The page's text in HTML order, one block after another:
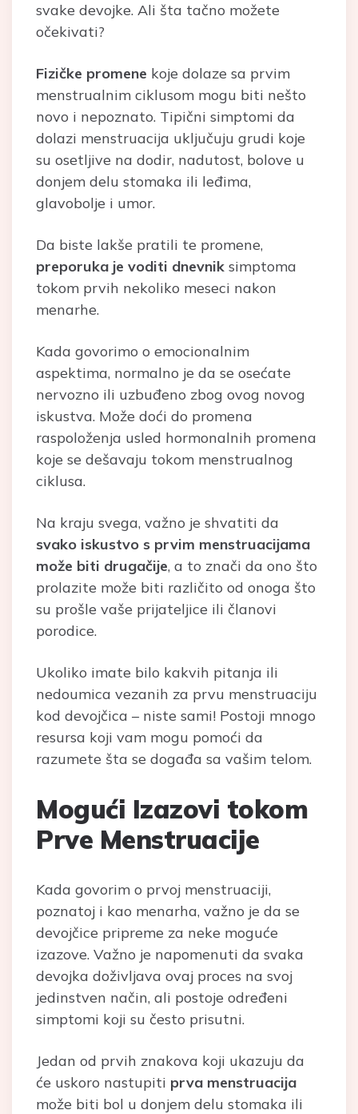
svake devojke. Ali šta tačno možete
očekivati?
Fizičke promene koje dolaze sa prvim
menstrualnim ciklusom mogu biti nešto
novo i nepoznato. Tipični simptomi da
dolazi menstruacija uključuju grudi koje
su osetljive na dodir, nadutost, bolove u
donjem delu stomaka ili leđima,
glavobolje i umor.
Da biste lakše pratili te promene,
preporuka je voditi dnevnik simptoma
tokom prvih nekoliko meseci nakon
menarhe.
Kada govorimo o emocionalnim
aspektima, normalno je da se osećate
nervozno ili uzbuđeno zbog ovog novog
iskustva. Može doći do promena
raspoloženja usled hormonalnih promena
koje se dešavaju tokom menstrualnog
ciklusa.
Na kraju svega, važno je shvatiti da
svako iskustvo s prvim menstruacijama
može biti drugačije, a to znači da ono što
prolazite može biti različito od onoga što
su prošle vaše prijateljice ili članovi
porodice.
Ukoliko imate bilo kakvih pitanja ili
nedoumica vezanih za prvu menstruaciju
kod devojčica – niste sami! Postoji mnogo
resursa koji vam mogu pomoći da
razumete šta se događa sa vašim telom.
Mogući Izazovi tokom
Prve Menstruacije
Kada govorim o prvoj menstruaciji,
poznatoj i kao menarha, važno je da se
devojčice pripreme za neke moguće
izazove. Važno je napomenuti da svaka
devojka doživljava ovaj proces na svoj
jedinstven način, ali postoje određeni
simptomi koji su često prisutni.
Jedan od prvih znakova koji ukazuju da
će uskoro nastupiti prva menstruacija
može biti bol u donjem delu stomaka ili